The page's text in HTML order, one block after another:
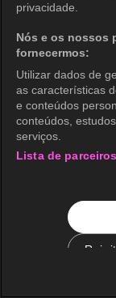
privacidade.
Nós e os nossos
fornecermos:
Utilizar dados de
as características
e conteúdos
conteúdos,
serviços.
Lista de